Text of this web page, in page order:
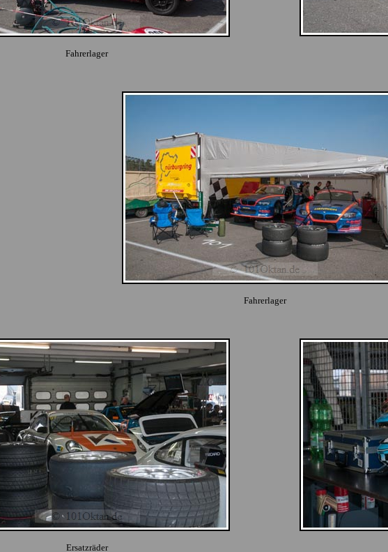
Fahrerlager
Fahrerlager
Ersatzräder